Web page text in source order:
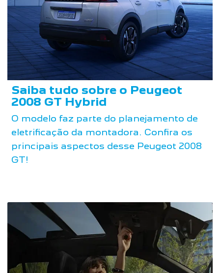
Saiba tudo sobre o Peugeot
2008 GT Hybrid
O modelo faz parte do planejamento de
eletrificação da montadora. Confira os
principais aspectos desse Peugeot 2008
GT!